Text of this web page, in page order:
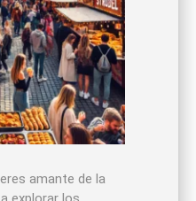
amante de la